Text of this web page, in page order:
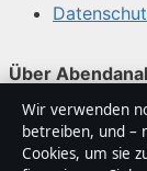
Über
Abendanalyse
Wir verwenden
betreiben, und –
Cookies, um sie